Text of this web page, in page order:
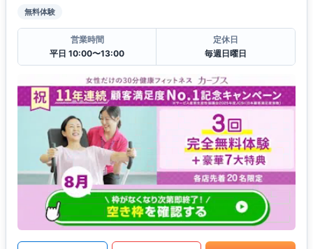
無料体験
営業時間
平日 10:00〜13:00
定休日
毎週日曜日